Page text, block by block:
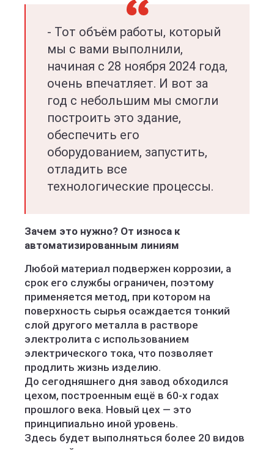
- Тот объём работы, который
мы с вами выполнили,
начиная с 28 ноября 2024 года,
очень впечатляет. И вот за
год с небольшим мы смогли
построить это здание,
обеспечить его
оборудованием, запустить,
отладить все
технологические процессы.
Зачем это нужно? От износа к
автоматизированным линиям
Любой материал подвержен коррозии, а
срок его службы ограничен, поэтому
применяется метод, при котором на
поверхность сырья осаждается тонкий
слой другого металла в растворе
электролита с использованием
электрического тока, что позволяет
продлить жизнь изделию.
До сегодняшнего дня завод обходился
цехом, построенным ещё в 60-х годах
прошлого века. Новый цех — это
принципиально иной уровень.
Здесь будет выполняться более 20 видов